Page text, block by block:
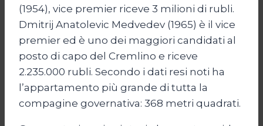
(1954), vice premier riceve 3 milioni di rubli.
Dmitrij Anatolevic Medvedev (1965) è il vice
premier ed è uno dei maggiori candidati al
posto di capo del Cremlino e riceve
2.235.000 rubli. Secondo i dati resi noti ha
l’appartamento più grande di tutta la
compagine governativa: 368 metri quadrati.